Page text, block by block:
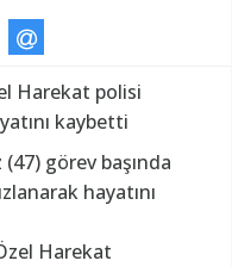
Harekat polisi
kaybetti
görev başında
hayatını
Harekat